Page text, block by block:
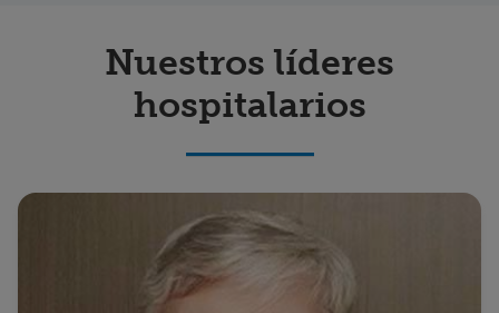
Nuestros líderes
hospitalarios